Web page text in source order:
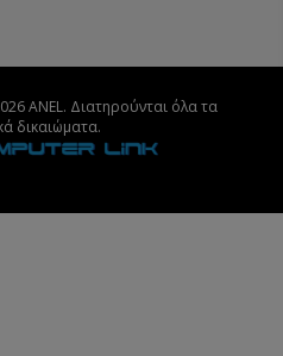
ANEL. Διατηρούνται όλα τα
δικαιώματα.